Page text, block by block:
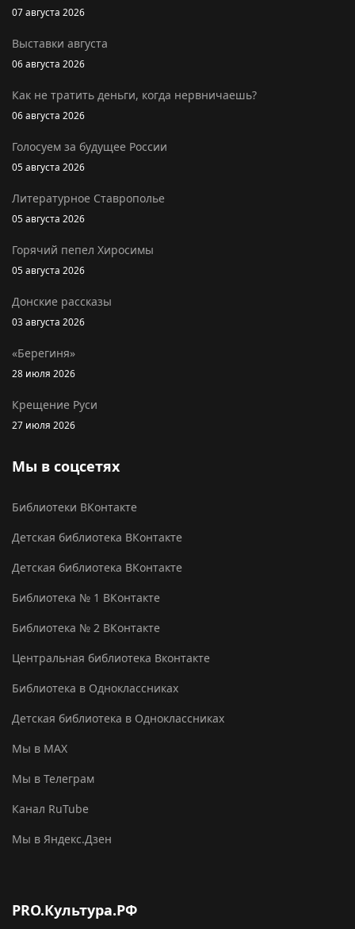
07 августа 2026
Выставки августа
06 августа 2026
Как не тратить деньги, когда нервничаешь?
06 августа 2026
Голосуем за будущее России
05 августа 2026
Литературное Ставрополье
05 августа 2026
Горячий пепел Хиросимы
05 августа 2026
Донские рассказы
03 августа 2026
«Берегиня»
28 июля 2026
Крещение Руси
27 июля 2026
Мы в соцсетях
Библиотеки ВКонтакте
Детская библиотека ВКонтакте
Детская библиотека ВКонтакте
Библиотека № 1 ВКонтакте
Библиотека № 2 ВКонтакте
Центральная библиотека Вконтакте
Библиотека в Одноклассниках
Детская библиотека в Одноклассниках
Мы в MAX
Мы в Телеграм
Канал RuTube
Мы в Яндекс.Дзен
PRO.Культура.РФ